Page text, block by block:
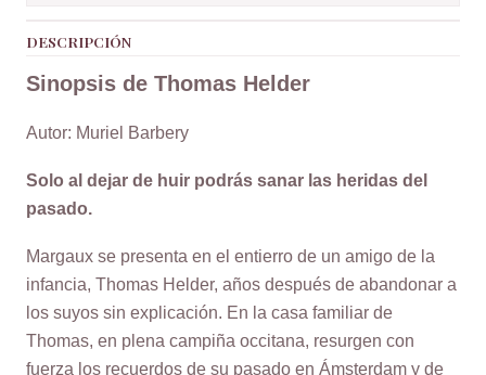
DESCRIPCIÓN
Sinopsis de Thomas Helder
Autor: Muriel Barbery
Solo al dejar de huir podrás sanar las heridas del
pasado.
Margaux se presenta en el entierro de un amigo de la
infancia, Thomas Helder, años después de abandonar a
los suyos sin explicación. En la casa familiar de
Thomas, en plena campiña occitana, resurgen con
fuerza los recuerdos de su pasado en Ámsterdam y de